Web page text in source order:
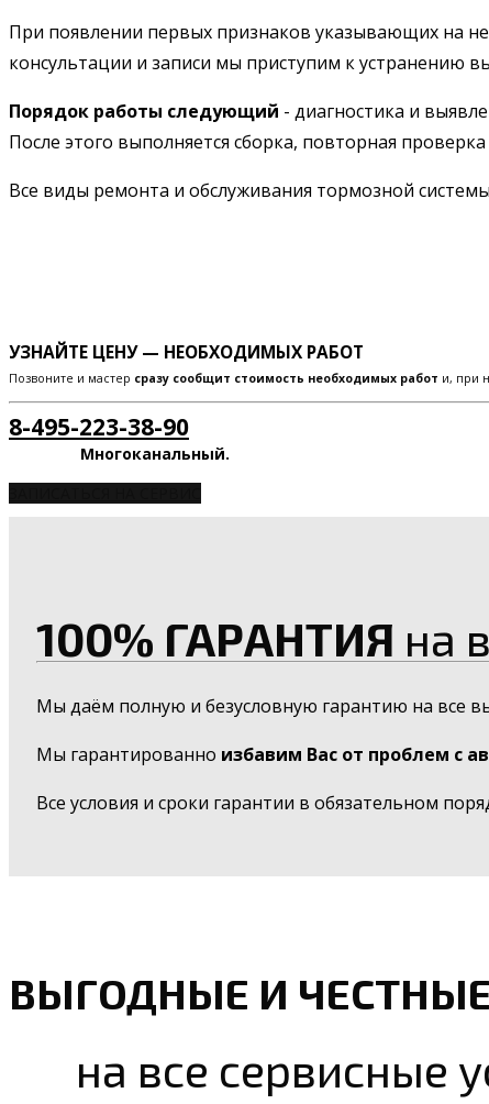
При появлении первых признаков указывающих на
консультации и записи мы приступим к устранению
Порядок работы следующий - диагностика и
После этого выполняется сборка, повторная
Все виды ремонта и обслуживания тормозной
УЗНАЙТЕ ЦЕНУ — НЕОБХОДИМЫХ РАБОТ
Позвоните и мастер сразу сообщит стоимость необходимых работ и, при
8-495-223-38-90
Многоканальный.
100% ГАРАНТИЯ на
Мы даём полную и безусловную гарантию на все
Мы гарантированно избавим Вас от проблем с
Все условия и сроки гарантии в обязательном
ВЫГОДНЫЕ И
на все сервисные